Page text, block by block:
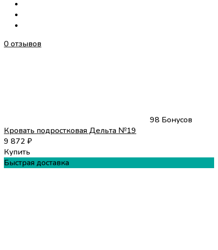
0 отзывов
98 Бонусов
Кровать подростковая Дельта №19
9 872 ₽
Купить
Быстрая доставка